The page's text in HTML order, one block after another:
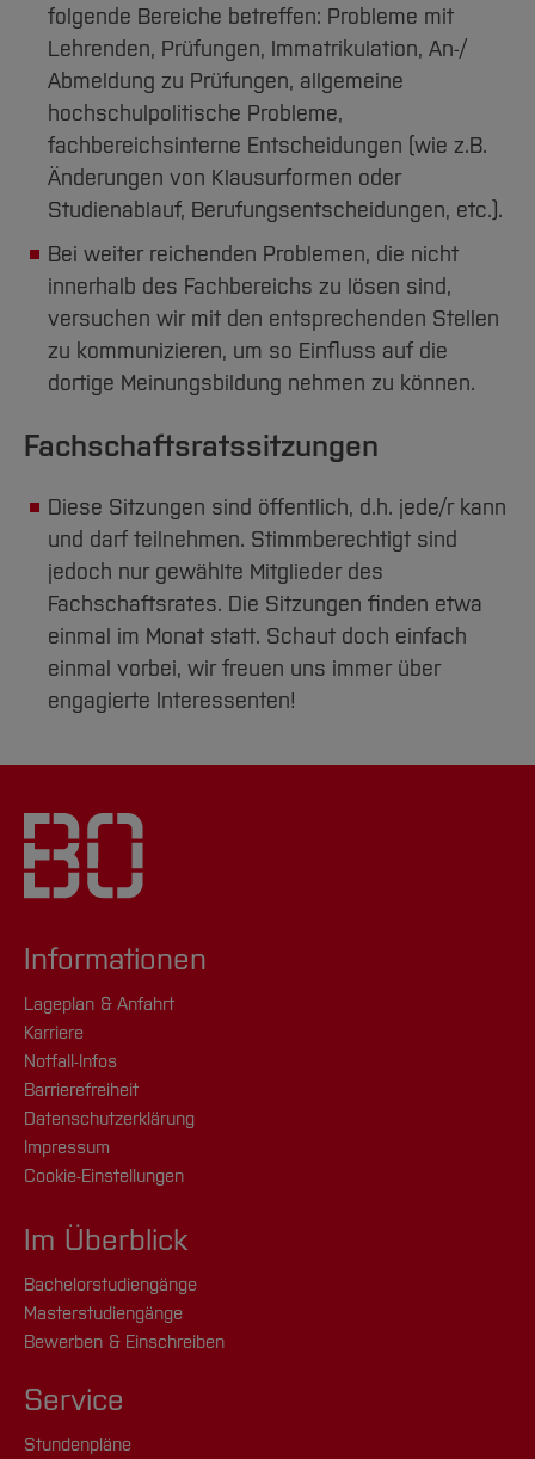
folgende Bereiche betreffen: Probleme mit
Lehrenden, Prüfungen, Immatrikulation, An-/
Abmeldung zu Prüfungen, allgemeine
hochschulpolitische Probleme,
fachbereichsinterne Entscheidungen (wie z.B.
Änderungen von Klausurformen oder
Studienablauf, Berufungsentscheidungen, etc.).
Bei weiter reichenden Problemen, die nicht
innerhalb des Fachbereichs zu lösen sind,
versuchen wir mit den entsprechenden Stellen
zu kommunizieren, um so Einfluss auf die
dortige Meinungsbildung nehmen zu können.
Fachschaftsratssitzungen
Diese Sitzungen sind öffentlich, d.h. jede/r kann
und darf teilnehmen. Stimmberechtigt sind
jedoch nur gewählte Mitglieder des
Fachschaftsrates. Die Sitzungen finden etwa
einmal im Monat statt. Schaut doch einfach
einmal vorbei, wir freuen uns immer über
engagierte Interessenten!
Informationen
Lageplan & Anfahrt
Karriere
Notfall-Infos
Barrierefreiheit
Datenschutzerklärung
Impressum
Cookie-Einstellungen
Im Überblick
Bachelorstudiengänge
Masterstudiengänge
Bewerben & Einschreiben
Service
Stundenpläne